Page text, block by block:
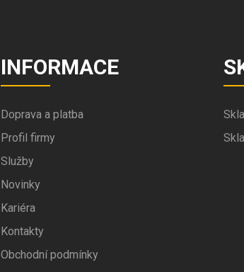
INFORMACE
Doprava a platba
Profil firmy
Služby
Novinky
Kariéra
Kontakty
Obchodní podmínky